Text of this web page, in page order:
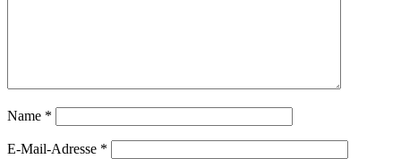
Name *
E-Mail-Adresse *